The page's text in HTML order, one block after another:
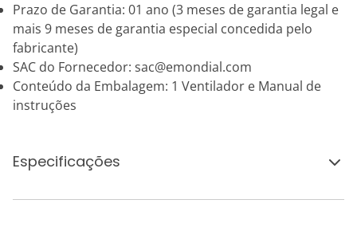
Prazo de Garantia: 01 ano (3 meses de garantia legal e
mais 9 meses de garantia especial concedida pelo
fabricante)
SAC do Fornecedor: sac@emondial.com
Conteúdo da Embalagem: 1 Ventilador e Manual de
instruções
Especificações